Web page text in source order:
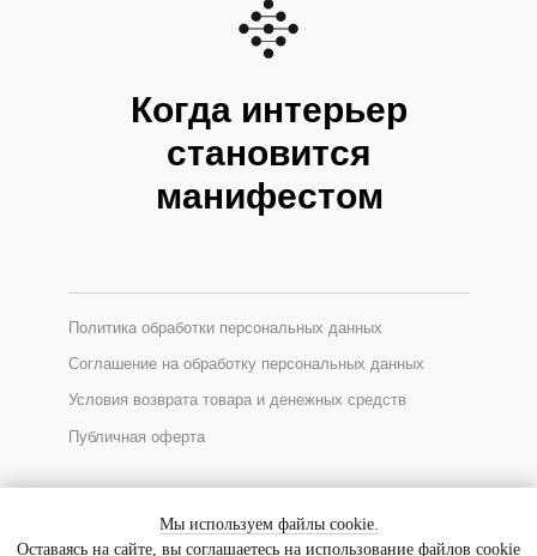
*Соцсеть Instagram запрещена в России, принадлежит Meta
Публичная оферта
Условия возврата товара и денежных средств
Соглашение на обработку персональных данных
Политика обработки персональных данных
Когда интерьер
становится
манифестом
Мы используем файлы cookie.
Оставаясь на сайте, вы соглашаетесь на использование файлов cookie